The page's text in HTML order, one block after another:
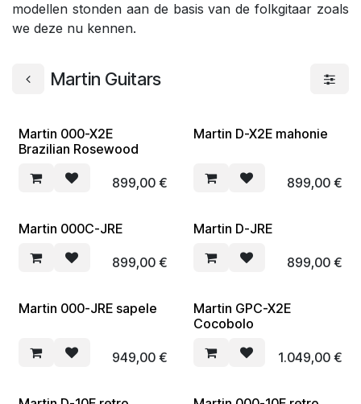
modellen stonden aan de basis van de folkgitaar zoals
we deze nu kennen.
Martin Guitars
Martin 000-X2E
Brazilian Rosewood
899,00€
Martin D-X2E mahonie
899,00€
Martin 000C-JRE
899,00€
Martin D-JRE
899,00€
Martin 000-JRE sapele
949,00€
Martin GPC-X2E
Cocobolo
1.049,00€